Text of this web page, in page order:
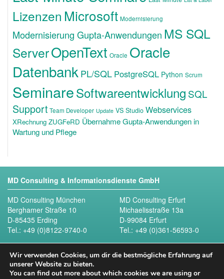
Lizenzen Microsoft Modernisierung
Modernisierung Gupta-Anwendungen MS SQL
ServerOpenText Oracle Oracle
DatenbankPL/SQL PostgreSQL Python Scrum
SeminareSoftwareentwicklung SQL
Support Team Developer Update VS Studio Webservices
XRechnung ZUGFeRD Übernahme Gupta-Anwendungen in
Wartung und Pflege
MD Consulting & Informationsdienste GmbH
MD Consulting München
Berghamer Straße 10
D-85435 Erding
Tel.: +49 (0)8122-9740-0
MD Consulting Erfurt
Michaelisstraße 13a
D-99084 Erfurt
Tel.: +49 (0)361-56593-0
Folgen Sie uns
Wir verwenden Cookies, um dir die bestmögliche Erfahrung auf
unserer Website zu bieten.
You can find out more about which cookies we are using or